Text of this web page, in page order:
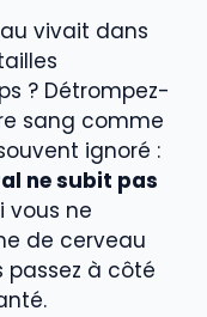
vivait dans
? Détrompez-
sang comme
ignoré :
ne subit pas
vous ne
de cerveau
à côté